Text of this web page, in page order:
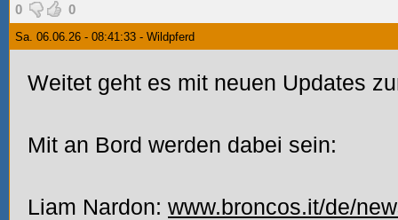
0 0
Sa. 06.06.26 - 08:41:33 - Wildpferd
Weitet geht es mit neuen Updates
Mit an Bord werden dabei sein:
Liam Nardon: www.broncos.it/de/